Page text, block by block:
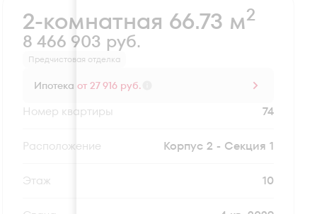
2-комнатная 66.73 м2
8 466 903 руб.
Предчистовая отделка
Ипотека от 27 916 руб.
Номер квартиры 74
Секция Корпус 2 - Секция 1
Этаж 10